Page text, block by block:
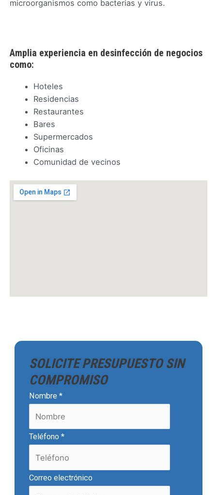
microorganismos como bacterias y virus.
Amplia experiencia en desinfección de negocios
como:
Hoteles
Residencias
Restaurantes
Bares
Supermercados
Oficinas
Comunidad de vecinos
SOLICITE PRESUPUESTO SIN
COMPROMISO
Nombre *
Teléfono *
Correo electrónico